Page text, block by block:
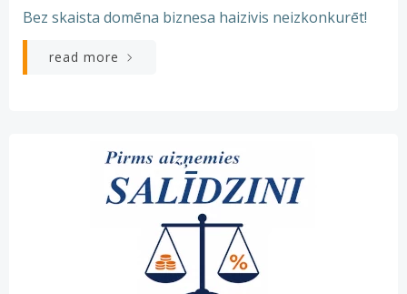
Bez skaista domēna biznesa haizivis neizkonkurēt!
read more